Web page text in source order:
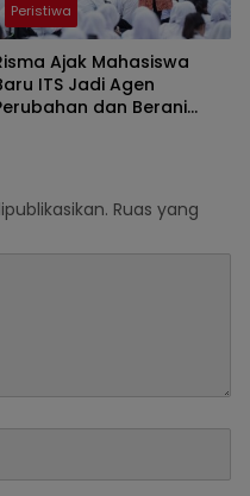
Peristiwa
Ajak Mahasiswa
ITS Jadi Agen
dan Berani
Ruas yang